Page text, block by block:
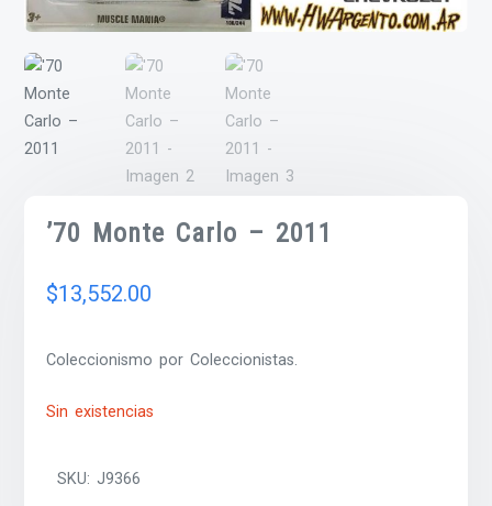
’70 Monte Carlo – 2011
$13,552.00
Coleccionismo por Coleccionistas.
Sin existencias
SKU:J9366